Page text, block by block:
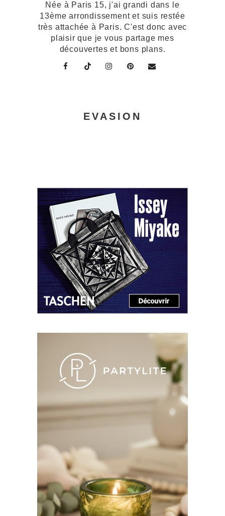
Née à Paris 15, j'ai grandi dans le
13ème arrondissement et suis restée
très attachée à Paris. C'est donc avec
plaisir que je vous partage mes
découvertes et bons plans.
EVASION